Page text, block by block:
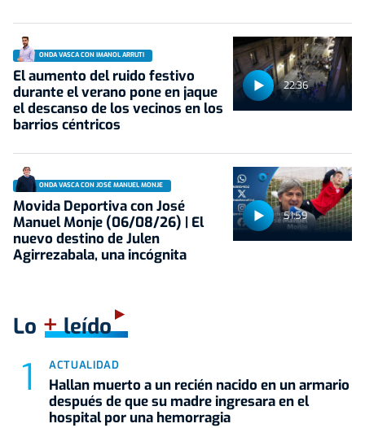
22:36
ONDA VASCA CON IMANOL ARRUTI
El aumento del ruido festivo
durante el verano pone en jaque
el descanso de los vecinos en los
barrios céntricos
51:59
ONDA VASCA CON JOSÉ MANUEL MONJE
Movida Deportiva con José
Manuel Monje (06/08/26) | El
nuevo destino de Julen
Agirrezabala, una incógnita
Lo +leído
ACTUALIDAD
Hallan muerto a un recién nacido en un armario
después de que su madre ingresara en el
hospital por una hemorragia